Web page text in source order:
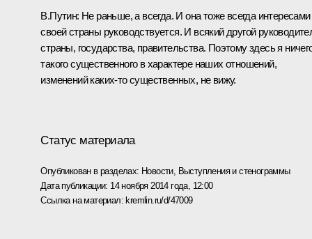
В.Путин: Не раньше, а всегда. И она тоже всегда интересами
своей страны руководствуется. И всякий другой
страны, государства, правительства. Поэтому здесь я
такого существенного в характере наших отношений,
изменений каких‑то существенных, не вижу.
Статус материала
Опубликован в разделах: Новости, Выступления и стенограммы
Дата публикации: 14 ноября 2014 года, 12:00
Ссылка на материал: kremlin.ru/d/47009